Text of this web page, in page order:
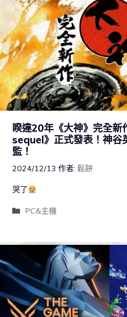
睽違20年《大神》完全新
sequel》正式發表！神谷
監！
2024/12/13 作者: 鬆餅
哭了
PC&主機